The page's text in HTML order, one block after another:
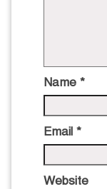
Name *
Email *
Website